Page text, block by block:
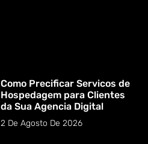
Como Precificar Servicos de
Hospedagem para Clientes
da Sua Agencia Digital
2 De Agosto De 2026